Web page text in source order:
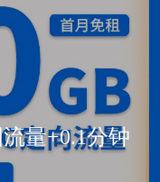
量+0.1分钟